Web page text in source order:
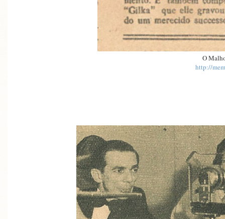
O
http://